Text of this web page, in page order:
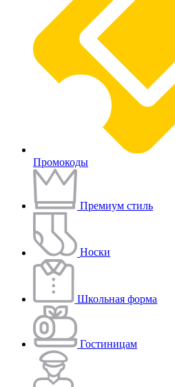
Промокоды
Премиум стиль
Носки
Школьная форма
Гостиницам